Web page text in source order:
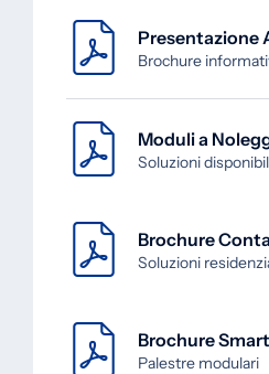
Presentazione
Brochure
Moduli a
Soluzioni
Brochure
Soluzioni
Brochure
Palestre modulari